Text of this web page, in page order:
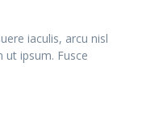
iaculis, arcu nisl
ut ipsum. Fusce